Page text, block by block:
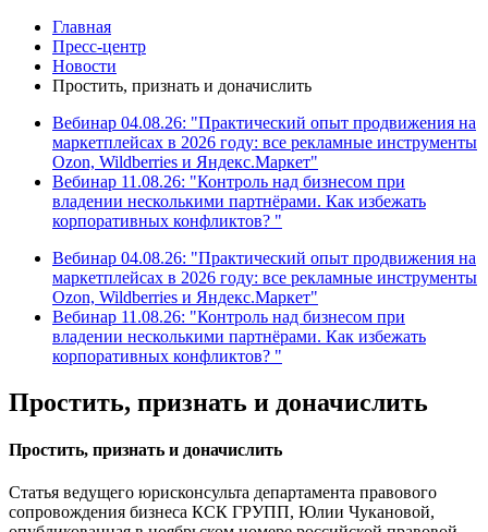
Главная
Пресс-центр
Новости
Простить, признать и доначислить
Вебинар 04.08.26: "Практический опыт продвижения на
маркетплейсах в 2026 году: все рекламные инструменты
Ozon, Wildberries и Яндекс.Маркет"
Вебинар 11.08.26: "Контроль над бизнесом при
владении несколькими партнёрами. Как избежать
корпоративных конфликтов? "
Вебинар 04.08.26: "Практический опыт продвижения на
маркетплейсах в 2026 году: все рекламные инструменты
Ozon, Wildberries и Яндекс.Маркет"
Вебинар 11.08.26: "Контроль над бизнесом при
владении несколькими партнёрами. Как избежать
корпоративных конфликтов? "
Простить, признать и доначислить
Простить, признать и доначислить
Статья ведущего юрисконсульта департамента правового
сопровождения бизнеса КСК ГРУПП, Юлии Чукановой,